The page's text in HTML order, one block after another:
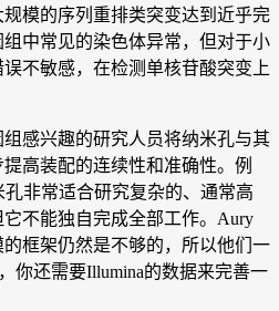
模的序列重排类突变达到近乎完
中常见的染色体异常，但对于小
不敏感，在检测单核苷酸突变上
感兴趣的研究人员将纳米孔与其
高装配的连续性和准确性。例
非常适合研究复杂的、通常高
不能独自完成全部工作。Aury
框架仍然是不够的，所以他们一
你还需要Illumina的数据来完善一